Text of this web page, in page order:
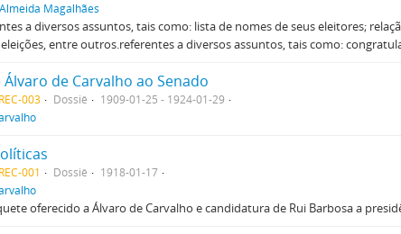
Magalhães
a diversos assuntos, tais como: lista de nomes de seus eleitores;
entre outros.referentes a diversos assuntos, tais como:
de Carvalho ao Senado
003 Dossiê
1909-01-25 - 1924-01-29
001 Dossiê
1918-01-17
oferecido a Álvaro de Carvalho e candidatura de Rui Barbosa a